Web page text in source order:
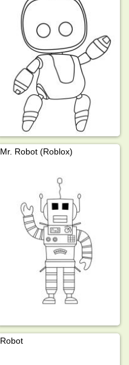
Mr. Robot (Roblox)
Robot